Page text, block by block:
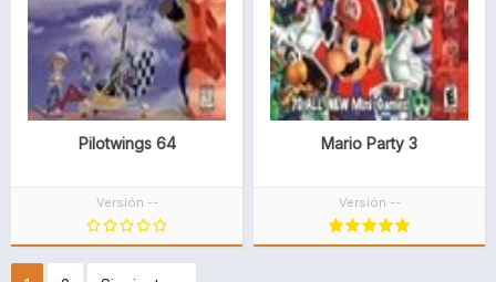
Pilotwings 64
Versión --
Mario Party 3
Versión --